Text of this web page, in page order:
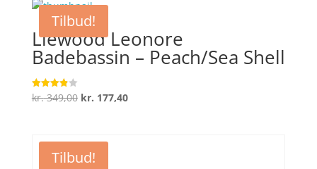
var:
kr. 229,00.
Tilbud!
Liewood Leonore
Badebassin – Peach/Sea Shell
Vurderet
3.9
kr.349,00 Den
var:
kr. 349,00.
kr. 177,40Den
Tilbud!